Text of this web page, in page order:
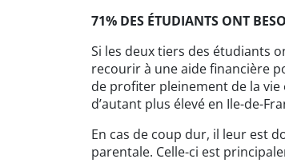
71% DES ÉTUDIANTS ONT
Si les deux tiers des étudiants
recourir à une aide financière
de profiter pleinement de la
d’autant plus élevé en Ile-de-
En cas de coup dur, il leur est
parentale. Celle-ci est